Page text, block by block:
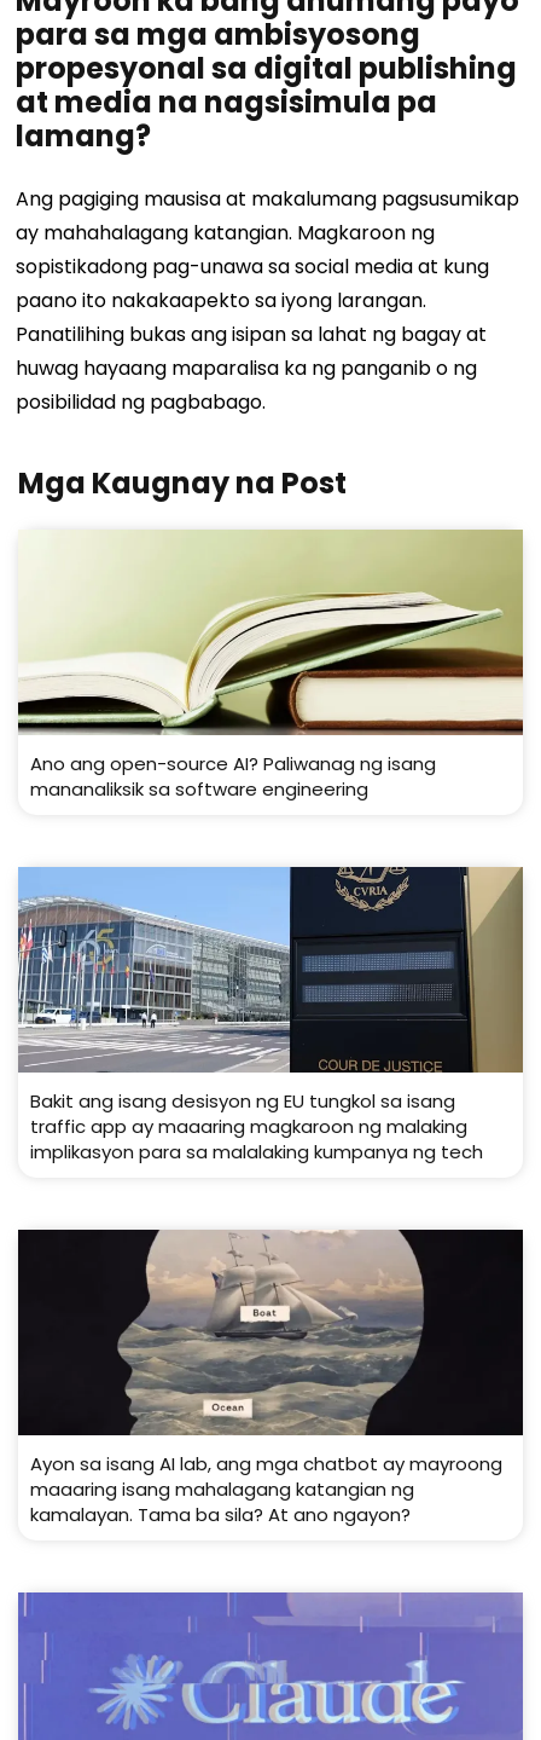
para sa mga ambisyosong
propesyonal sa digital publishing
at media na nagsisimula pa
lamang?
Ang pagiging mausisa at makalumang pagsusumikap
ay mahahalagang katangian. Magkaroon ng
sopistikadong pag-unawa sa social media at kung
paano ito nakakaapekto sa iyong larangan.
Panatilihing bukas ang isipan sa lahat ng bagay at
huwag hayaang maparalisa ka ng panganib o ng
posibilidad ng pagbabago.
Mga Kaugnay na Post
Ano ang open-source AI? Paliwanag ng isang
mananaliksik sa software engineering
Bakit ang isang desisyon ng EU tungkol sa isang
traffic app ay maaaring magkaroon ng malaking
implikasyon para sa malalaking kumpanya ng tech
Ayon sa isang AI lab, ang mga chatbot ay mayroong
maaaring isang mahalagang katangian ng
kamalayan. Tama ba sila? At ano ngayon?